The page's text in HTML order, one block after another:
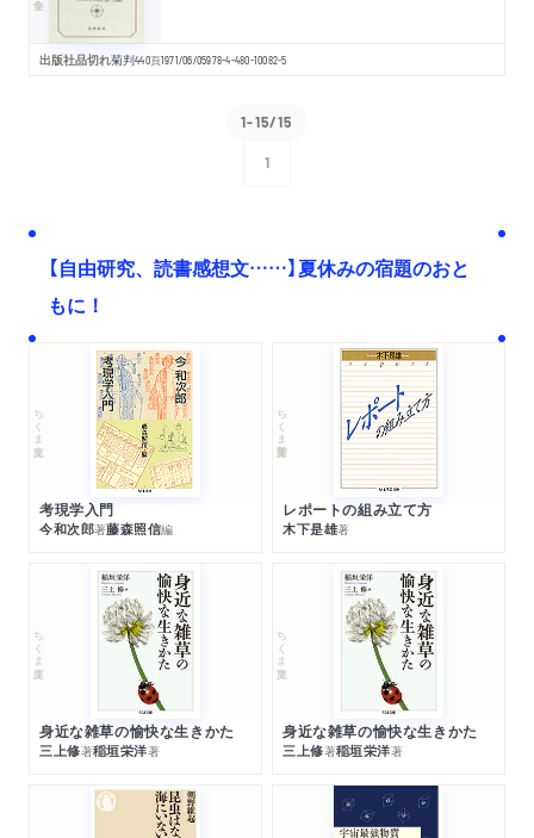
出版社品切れ菊判440頁1971/06/05978-4-480-10082-5
1-15/15
1
【自由研究、読書感想文……】夏休みの宿題のおと
もに！
ちくま文庫
考現学入門
今和次郎著藤森照信編
ちくま学芸文庫
レポートの組み立て方
木下是雄著
ちくま文庫
身近な雑草の愉快な生きかた
三上修著稲垣栄洋著
ちくま文庫
身近な雑草の愉快な生きかた
三上修著稲垣栄洋著